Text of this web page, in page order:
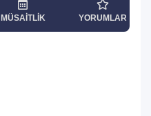
MÜSAITLIK YORUMLAR